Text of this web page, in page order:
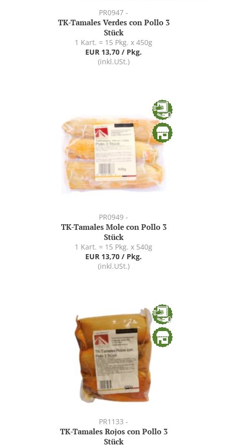
PR0947 -
TK-Tamales Verdes con Pollo 3
Stück
1 Kart. = 15 Pkg. x 450g
EUR 13,70 / Pkg.
(inkl.USt.)
PR0949 -
TK-Tamales Mole con Pollo 3
Stück
1 Kart. = 15 Pkg. x 540g
EUR 13,70 / Pkg.
(inkl.USt.)
PR1133 -
TK-Tamales Rojos con Pollo 3
Stück